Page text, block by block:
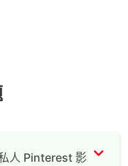
人 Pinterest 影